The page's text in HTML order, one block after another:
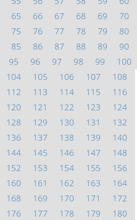
65 66 67 68 69
70
75 76 77 78 79
80
85 86 87 88 89
90
95 96 97 98 99
100
104 105 106 107
108
112 113 114 115
116
120 121 122 123
124
128 129 130 131
132
136 137 138 139
140
144 145 146 147
148
152 153 154 155
156
160 161 162 163
164
168 169 170 171
172
176 177 178 179
180